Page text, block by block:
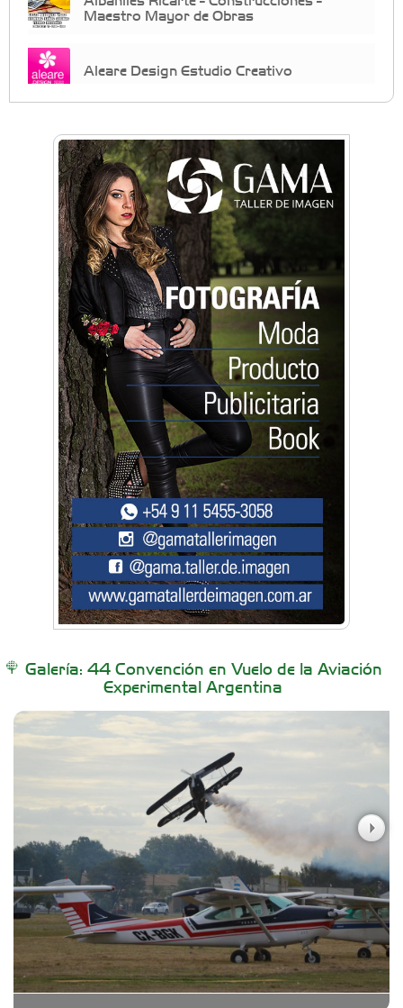
Maestro Mayor de Obras
Aleare Design Estudio Creativo
Almacén Chiche
Anahata: Mindfullness - Psicología -
Bienestar Emocional - Coaching
Arq. Horacio Alejandro Sánchez
Artística ApasionArte
Artística Catalina
Artística Veral
BAIC Ramos Mejía
Brisé Estudio de Danzas
Carniceria y granja El Viejo Peña
Clima Castelar
Colegio Juan Bautista Alberdi
CONSERVAS YAMASIRO
Galería: 44 Convención en Vuelo de la Aviación
Experimental Argentina